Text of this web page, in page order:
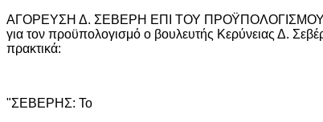
ΑΓΟΡΕΥΣΗ Δ. ΣΕΒΕΡΗ ΕΠΙ ΤΟΥ ΠΡΟΫΠΟΛΟΓΙΣΜΟΥ:
για τον προϋπολογισμό ο βουλευτής Κερύνειας Δ.
πρακτικά:
"ΣΕΒΕΡΗΣ: Το